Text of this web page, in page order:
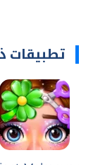
تطبيقات